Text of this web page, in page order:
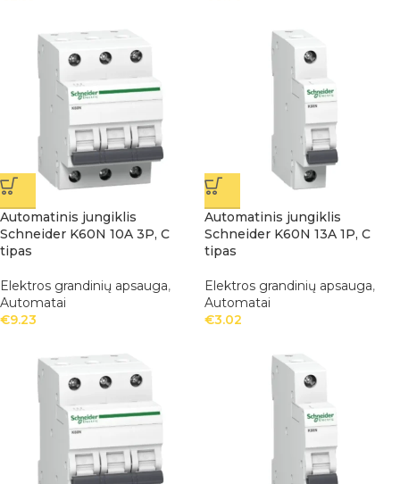
Automatinis jungiklis
Schneider K60N 10A 3P, C
tipas
Elektros grandinių apsauga,
Automatai
€9.23
Automatinis jungiklis
Schneider K60N 13A 1P, C
tipas
Elektros grandinių apsauga,
Automatai
€3.02